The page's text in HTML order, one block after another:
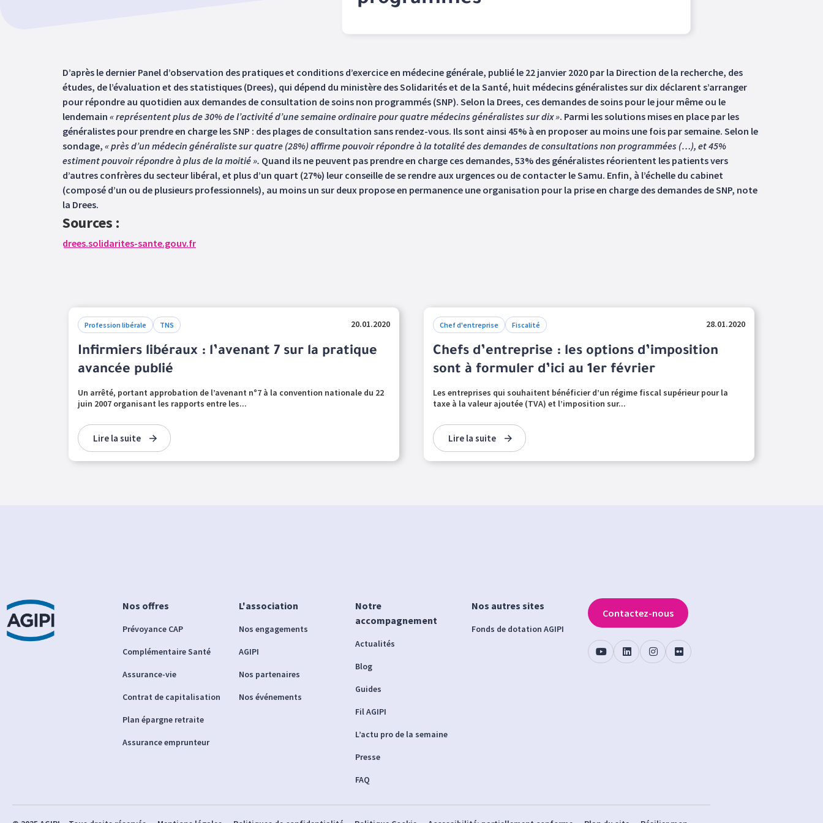
D’après le dernier Panel d’observation des pratiques et conditions d’exercice en médecine générale, publié le 22 janvier 2020 par la Direction de la recherche, des
études, de l’évaluation et des statistiques (Drees), qui dépend du ministère des Solidarités et de la Santé, huit médecins généralistes sur dix déclarent s’arranger
pour répondre au quotidien aux demandes de consultation de soins non programmés (SNP). Selon la Drees, ces demandes de soins pour le jour même ou le
lendemain « représentent plus de 30% de l’activité d’une semaine ordinaire pour quatre médecins généralistes sur dix ». Parmi les solutions mises en place par les
généralistes pour prendre en charge les SNP : des plages de consultation sans rendez-vous. Ils sont ainsi 45% à en proposer au moins une fois par semaine. Selon le
sondage, « près d’un médecin généraliste sur quatre (28%) affirme pouvoir répondre à la totalité des demandes de consultations non programmées (…), et 45%
estiment pouvoir répondre à plus de la moitié ». Quand ils ne peuvent pas prendre en charge ces demandes, 53% des généralistes réorientent les patients vers
d’autres confrères du secteur libéral, et plus d’un quart (27%) leur conseille de se rendre aux urgences ou de contacter le Samu. Enfin, à l’échelle du cabinet
(composé d’un ou de plusieurs professionnels), au moins un sur deux propose en permanence une organisation pour la prise en charge des demandes de SNP, note
la Drees.
Sources :
drees.solidarites-sante.gouv.fr
Profession libérale TNS 20.01.2020
Infirmiers libéraux : l’avenant 7 sur la pratique
avancée publié
Un arrêté, portant approbation de l’avenant n°7 à la convention nationale du 22
juin 2007 organisant les rapports entre les...
Lire la suite
Chef d'entreprise Fiscalité 28.01.2020
Chefs d’entreprise : les options d’imposition
sont à formuler d’ici au 1er février
Les entreprises qui souhaitent bénéficier d’un régime fiscal supérieur pour la
taxe à la valeur ajoutée (TVA) et l’imposition sur...
Lire la suite
Nos offres
Prévoyance CAP
Complémentaire Santé
Assurance-vie
Contrat de capitalisation
Plan épargne retraite
Assurance emprunteur
L'association
Nos engagements
AGIPI
Nos partenaires
Nos événements
Notre
accompagnement
Actualités
Blog
Guides
Fil AGIPI
L’actu pro de la semaine
Presse
FAQ
Nos autres sites
Fonds de dotation AGIPI
Contactez-nous